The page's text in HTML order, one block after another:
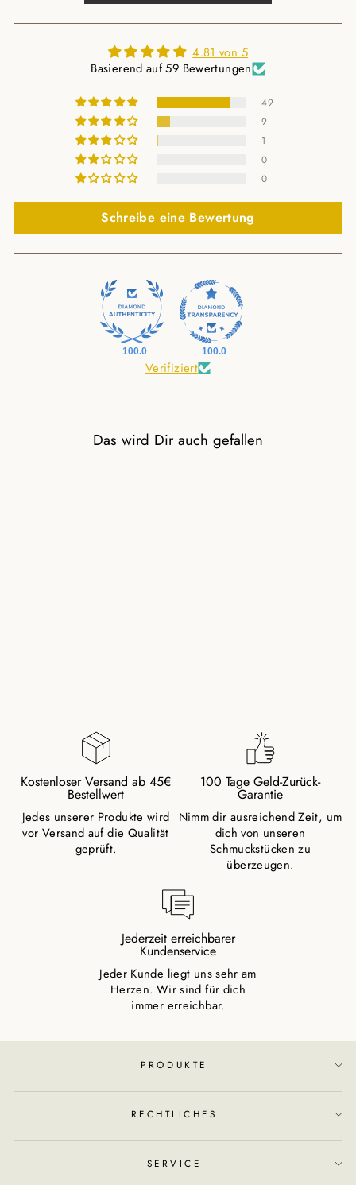
4.81 von 5
Basierend auf 59 Bewertungen
49
9
1
0
0
Schreibe eine Bewertung
100.0 100.0
Verifiziert
Das wird Dir auch gefallen
Kostenloser Versand ab 45€
Bestellwert
Jedes unserer Produkte wird
vor Versand auf die Qualität
geprüft.
100 Tage Geld-Zurück-
Garantie
Nimm dir ausreichend Zeit, um
dich von unseren
Schmuckstücken zu
überzeugen.
Jederzeit erreichbarer
Kundenservice
Jeder Kunde liegt uns sehr am
Herzen. Wir sind für dich
immer erreichbar.
PRODUKTE
RECHTLICHES
SERVICE